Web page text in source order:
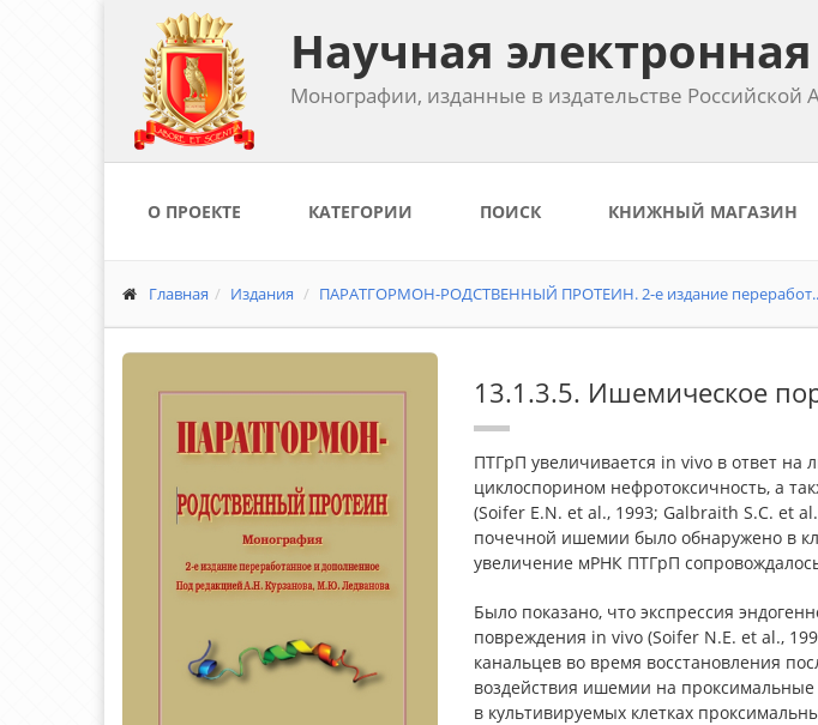
Научная
Монографии, изданные в издательстве Российской
О ПРОЕКТЕ КАТЕГОРИИ ПОИСК КНИЖНЫЙ МАГАЗИН
Главная Издания ПАРАТГОРМОН-РОДСТВЕННЫЙ ПРОТЕИН. 2-е издание
13.1.3.5. Ишемическое
ПТГрП увеличивается in vivo в ответ
циклоспорином нефротоксичность, а
(Soifer E.N. et al., 1993; Galbraith S.C. et
почечной ишемии было обнаружено в
увеличение мРНК ПТГрП
Было показано, что экспрессия
повреждения in vivo (Soifer N.E. et al.,
канальцев во время восстановления
воздействия ишемии на
в культивируемых клетках